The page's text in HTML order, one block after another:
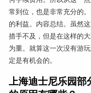
常到位，也是非常充分的
的利益。内容总结。虽然
措手不及，但是在这样的
为重。就算这一次没有游
定是有机会的。
上海迪士尼乐园部